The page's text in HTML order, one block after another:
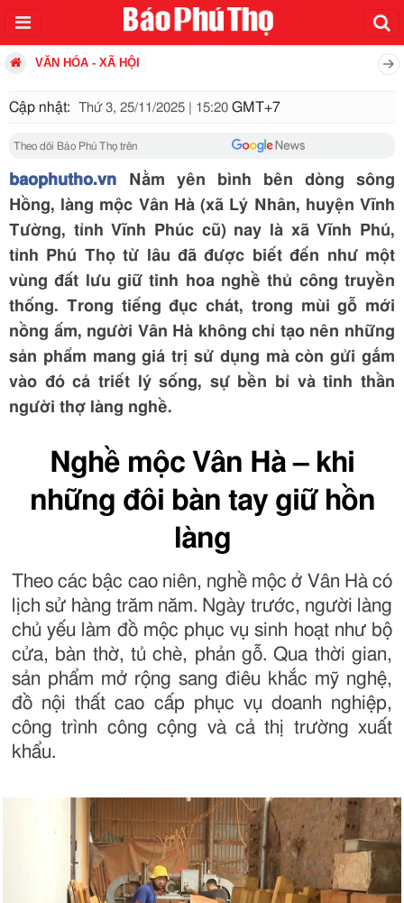
VĂN HÓA - XÃ HỘI
Cập nhật: Thứ 3, 25/11/2025 | 15:20 GMT+7
Theo dõi Báo Phú Thọ trên
baophutho.vn Nằm yên bình bên dòng sông
Hồng, làng mộc Vân Hà (xã Lý Nhân, huyện Vĩnh
Tường, tỉnh Vĩnh Phúc cũ) nay là xã Vĩnh Phú,
tỉnh Phú Thọ từ lâu đã được biết đến như một
vùng đất lưu giữ tinh hoa nghề thủ công truyền
thống. Trong tiếng đục chát, trong mùi gỗ mới
nồng ấm, người Vân Hà không chỉ tạo nên những
sản phẩm mang giá trị sử dụng mà còn gửi gắm
vào đó cả triết lý sống, sự bền bỉ và tinh thần
người thợ làng nghề.
Nghề mộc Vân Hà – khi
những đôi bàn tay giữ hồn
làng
Theo các bậc cao niên, nghề mộc ở Vân Hà có
lịch sử hàng trăm năm. Ngày trước, người làng
chủ yếu làm đồ mộc phục vụ sinh hoạt như bộ
cửa, bàn thờ, tủ chè, phản gỗ. Qua thời gian,
sản phẩm mở rộng sang điêu khắc mỹ nghệ,
đồ nội thất cao cấp phục vụ doanh nghiệp,
công trình công cộng và cả thị trường xuất
khẩu.